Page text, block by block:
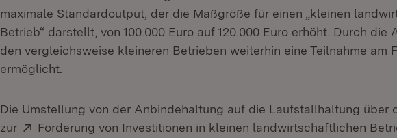
maximale Standardoutput, der die Maßgröße für einen „kleinen
Betrieb“ darstellt, von 100.000 Euro auf 120.000 Euro erhöht. Durch die
den vergleichsweise kleineren Betrieben weiterhin eine Teilnahme am
ermöglicht.
Die Umstellung von der Anbindehaltung auf die Laufstallhaltung über
zur
Extern:
Förderung von Investitionen in kleinen landwirtschaftlichen